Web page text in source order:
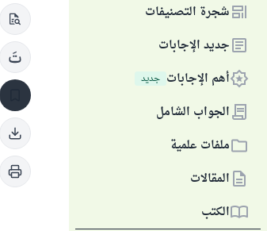
شجرة التصنيفات
جديد الإجابات
أهم الإجابات جديد
الجواب الشامل
ملفات علمية
المقالات
الكتب